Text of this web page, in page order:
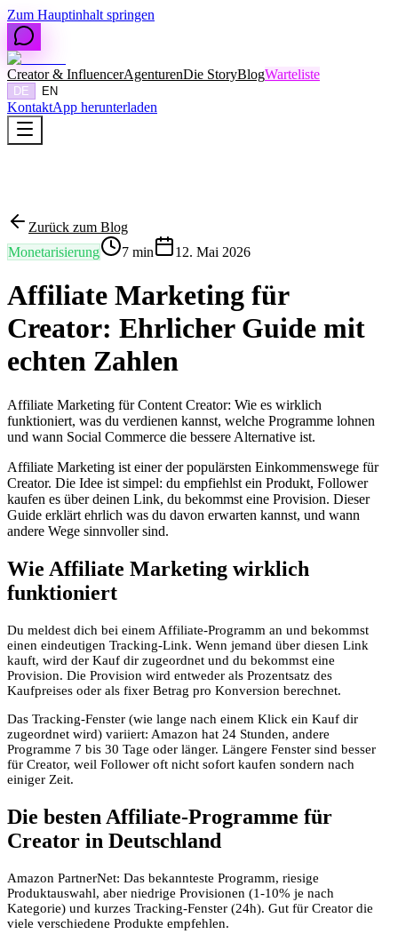
Zum Hauptinhalt springen
Creator & InfluencerAgenturenDie StoryBlogWarteliste
DE EN
KontaktApp herunterladen
Zurück zum Blog
Monetarisierung
7 min 12. Mai 2026
Affiliate Marketing für
Creator: Ehrlicher Guide mit
echten Zahlen
Affiliate Marketing für Content Creator: Wie es wirklich
funktioniert, was du verdienen kannst, welche Programme lohnen
und wann Social Commerce die bessere Alternative ist.
Affiliate Marketing ist einer der populärsten Einkommenswege für
Creator. Die Idee ist simpel: du empfiehlst ein Produkt, Follower
kaufen es über deinen Link, du bekommst eine Provision. Dieser
Guide erklärt ehrlich was du davon erwarten kannst, und wann
andere Wege sinnvoller sind.
Wie Affiliate Marketing wirklich
funktioniert
Du meldest dich bei einem Affiliate-Programm an und bekommst
einen eindeutigen Tracking-Link. Wenn jemand über diesen Link
kauft, wird der Kauf dir zugeordnet und du bekommst eine
Provision. Die Provision wird entweder als Prozentsatz des
Kaufpreises oder als fixer Betrag pro Konversion berechnet.
Das Tracking-Fenster (wie lange nach einem Klick ein Kauf dir
zugeordnet wird) variiert: Amazon hat 24 Stunden, andere
Programme 7 bis 30 Tage oder länger. Längere Fenster sind besser
für Creator, weil Follower oft nicht sofort kaufen sondern nach
einiger Zeit.
Die besten Affiliate-Programme für
Creator in Deutschland
Amazon PartnerNet: Das bekannteste Programm, riesige
Produktauswahl, aber niedrige Provisionen (1-10% je nach
Kategorie) und kurzes Tracking-Fenster (24h). Gut für Creator die
viele verschiedene Produkte empfehlen.